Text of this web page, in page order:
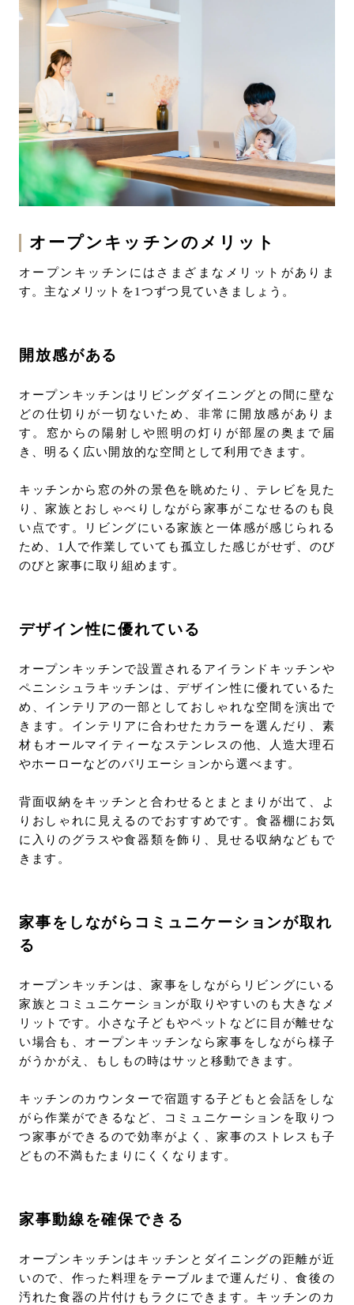
オープンキッチンのメリット
オープンキッチンにはさまざまなメリットがありま
す。主なメリットを1つずつ見ていきましょう。
開放感がある
オープンキッチンはリビングダイニングとの間に壁な
どの仕切りが一切ないため、非常に開放感がありま
す。窓からの陽射しや照明の灯りが部屋の奥まで届
き、明るく広い開放的な空間として利用できます。
キッチンから窓の外の景色を眺めたり、テレビを見た
り、家族とおしゃべりしながら家事がこなせるのも良
い点です。リビングにいる家族と一体感が感じられる
ため、1人で作業していても孤立した感じがせず、のび
のびと家事に取り組めます。
デザイン性に優れている
オープンキッチンで設置されるアイランドキッチンや
ペニンシュラキッチンは、デザイン性に優れているた
め、インテリアの一部としておしゃれな空間を演出で
きます。インテリアに合わせたカラーを選んだり、素
材もオールマイティーなステンレスの他、人造大理石
やホーローなどのバリエーションから選べます。
背面収納をキッチンと合わせるとまとまりが出て、よ
りおしゃれに見えるのでおすすめです。食器棚にお気
に入りのグラスや食器類を飾り、見せる収納などもで
きます。
家事をしながらコミュニケーションが取れ
る
オープンキッチンは、家事をしながらリビングにいる
家族とコミュニケーションが取りやすいのも大きなメ
リットです。小さな子どもやペットなどに目が離せな
い場合も、オープンキッチンなら家事をしながら様子
がうかがえ、もしもの時はサッと移動できます。
キッチンのカウンターで宿題する子どもと会話をしな
がら作業ができるなど、コミュニケーションを取りつ
つ家事ができるので効率がよく、家事のストレスも子
どもの不満もたまりにくくなります。
家事動線を確保できる
オープンキッチンはキッチンとダイニングの距離が近
いので、作った料理をテーブルまで運んだり、食後の
汚れた食器の片付けもラクにできます。キッチンのカ